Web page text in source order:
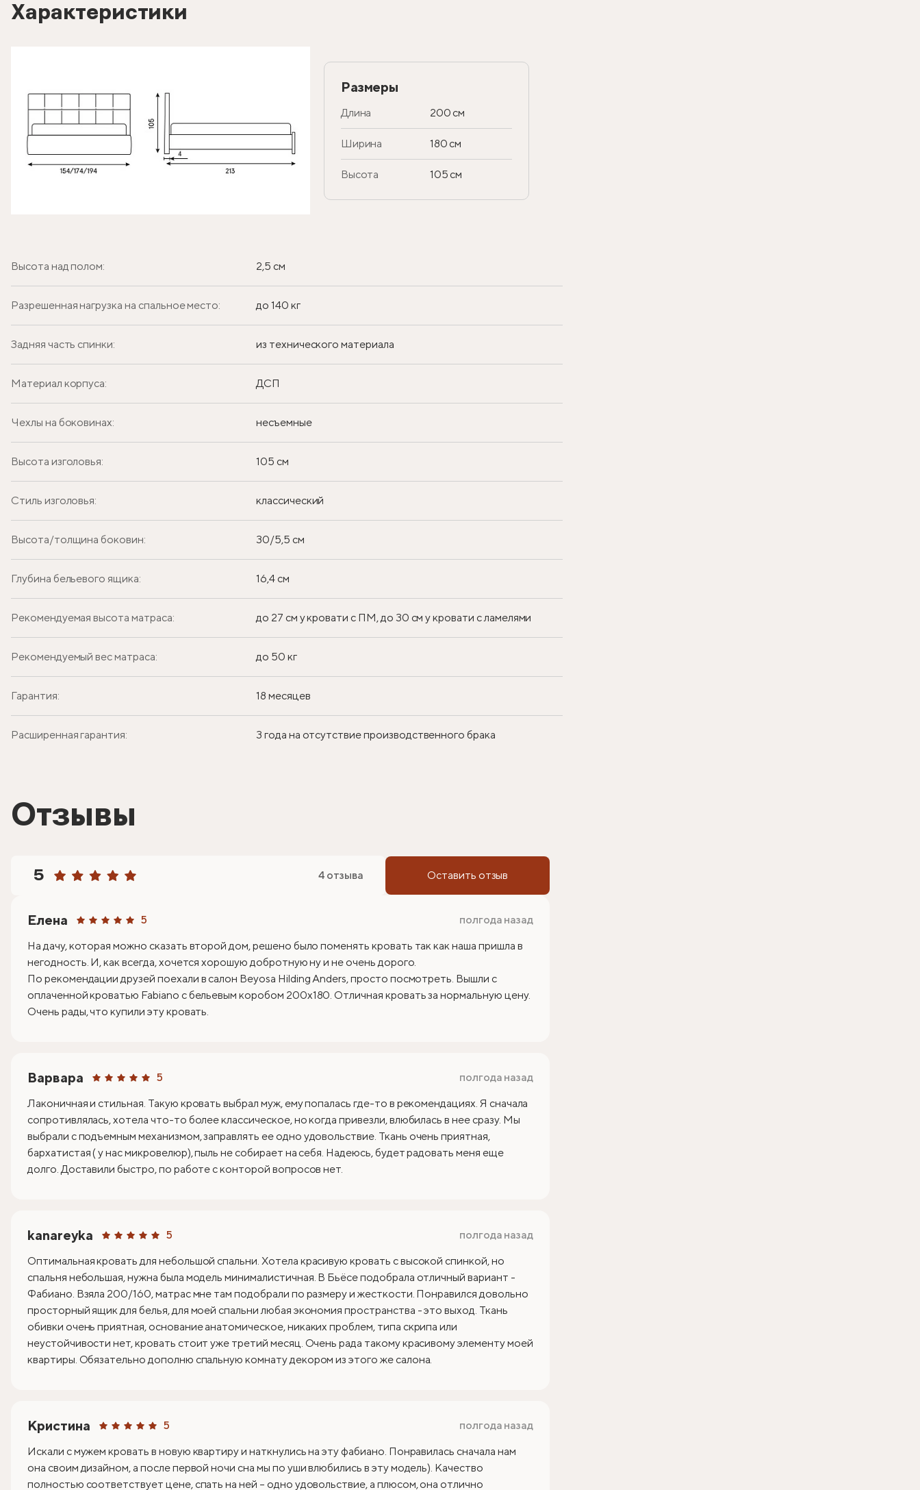
Характеристики
Размеры
Длина 200 см
Ширина 180 см
Высота 105 см
Высота над полом: 2,5 см
Разрешенная нагрузка на спальное место: до 140 кг
Задняя часть спинки: из технического материала
Материал корпуса: ДСП
Чехлы на боковинах: несъемные
Высота изголовья: 105 см
Стиль изголовья: классический
Высота/толщина боковин: 30/5,5 см
Глубина бельевого ящика: 16,4 см
Рекомендуемая высота матраса: до 27 см у кровати с ПМ, до 30 см у кровати с ламелями
Рекомендуемый вес матраса: до 50 кг
Гарантия: 18 месяцев
Расширенная гарантия: 3 года на отсутствие производственного брака
Отзывы
5 4 отзыва Оставить отзыв
Елена 5
полгода назад
На дачу, которая можно сказать второй дом, решено было поменять кровать так как наша пришла в
негодность. И, как всегда, хочется хорошую добротную ну и не очень дорого.
По рекомендации друзей поехали в салон Beyosa Hilding Anders, просто посмотреть. Вышли с
оплаченной кроватью Fabiano с бельевым коробом 200х180. Отличная кровать за нормальную цену.
Очень рады, что купили эту кровать.
Варвара 5
полгода назад
Лаконичная и стильная. Такую кровать выбрал муж, ему попалась где-то в рекомендациях. Я сначала
сопротивлялась, хотела что-то более классическое, но когда привезли, влюбилась в нее сразу. Мы
выбрали с подъемным механизмом, заправлять ее одно удовольствие. Ткань очень приятная,
бархатистая ( у нас микровелюр), пыль не собирает на себя. Надеюсь, будет радовать меня еще
долго. Доставили быстро, по работе с конторой вопросов нет.
kanareyka 5
полгода назад
Оптимальная кровать для небольшой спальни. Хотела красивую кровать с высокой спинкой, но
спальня небольшая, нужна была модель минималистичная. В Бьёсе подобрала отличный вариант -
Фабиано. Взяла 200/160, матрас мне там подобрали по размеру и жесткости. Понравился довольно
просторный ящик для белья, для моей спальни любая экономия пространства - это выход. Ткань
обивки очень приятная, основание анатомическое, никаких проблем, типа скрипа или
неустойчивости нет, кровать стоит уже третий месяц. Очень рада такому красивому элементу моей
квартиры. Обязательно дополню спальную комнату декором из этого же салона.
Кристина 5
полгода назад
Искали с мужем кровать в новую квартиру и наткнулись на эту фабиано. Понравилась сначала нам
она своим дизайном, а после первой ночи сна мы по уши влюбились в эту модель). Качество
полностью соответствует цене, спать на ней – одно удовольствие, а плюсом, она отлично